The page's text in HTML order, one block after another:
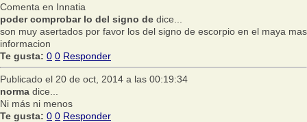
Comenta en Innatia
poder comprobar lo del signo de dice...
son muy asertados por favor los del signo de escorpio en el maya mas
informacion
Te gusta: 0 0 Responder
Publicado el 20 de oct, 2014 a las 00:19:34
norma dice...
Ni más ni menos
Te gusta: 0 0 Responder